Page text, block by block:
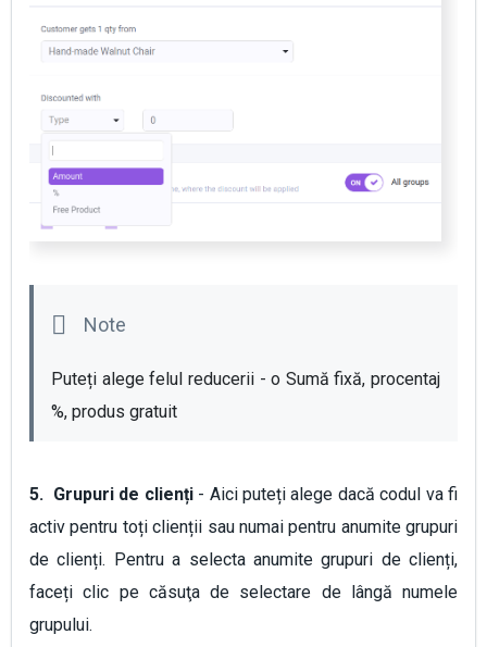
Puteți alege felul reducerii - o Sumă fixă, procentaj
%, produs gratuit
5. Grupuri de clienți- Aici puteți alege dacă codul va fi
activ pentru toți clienții sau numai pentru anumite grupuri
de clienți. Pentru a selecta anumite grupuri de clienți,
faceți clic pe căsuţa de selectare de lângă numele
grupului.